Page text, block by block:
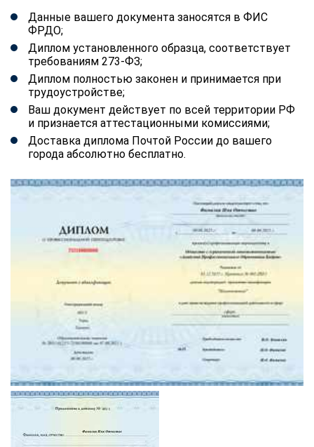
Данные вашего документа заносятся в ФИС
ФРДО;
Диплом установленного образца, соответствует
требованиям 273-ФЗ;
Диплом полностью законен и принимается при
трудоустройстве;
Ваш документ действует по всей территории РФ
и признается аттестационными комиссиями;
Доставка диплома Почтой России до вашего
города абсолютно бесплатно.